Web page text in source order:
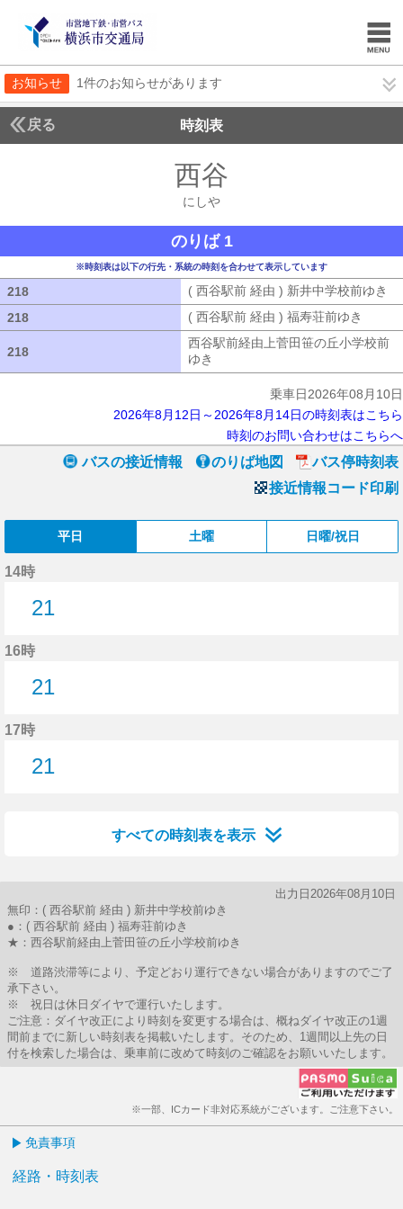
お知らせ 1件のお知らせがあります
戻る 時刻表
西谷
にしや
のりば 1
※時刻表は以下の行先・系統の時刻を合わせて表示しています
218 ( 西谷駅前 経由 ) 新井中学校前ゆき
218
( 西谷駅前 経由 ) 福寿荘前ゆき
218
西谷駅前経由上菅田笹の丘小学校前
ゆき
乗車日2026年08月10日
2026年8月12日～2026年8月14日の時刻表はこちら
時刻のお問い合わせはこちらへ
バスの接近情報 のりば地図
バス停時刻表
接近情報コード印刷
平日 土曜 日曜/祝日
14時
21
16時
21
17時
21
すべての時刻表を表示
出力日2026年08月10日
無印：( 西谷駅前 経由 ) 新井中学校前ゆき
●：( 西谷駅前 経由 ) 福寿荘前ゆき
★：西谷駅前経由上菅田笹の丘小学校前ゆき
※ 道路渋滞等により、予定どおり運行できない場合がありますのでご了
承下さい。
※ 祝日は休日ダイヤで運行いたします。
ご注意：ダイヤ改正により時刻を変更する場合は、概ねダイヤ改正の1週
間前までに新しい時刻表を掲載いたします。そのため、1週間以上先の日
付を検索した場合は、乗車前に改めて時刻のご確認をお願いいたします。
※一部、ICカード非対応系統がございます。ご注意下さい。
免責事項
経路・時刻表